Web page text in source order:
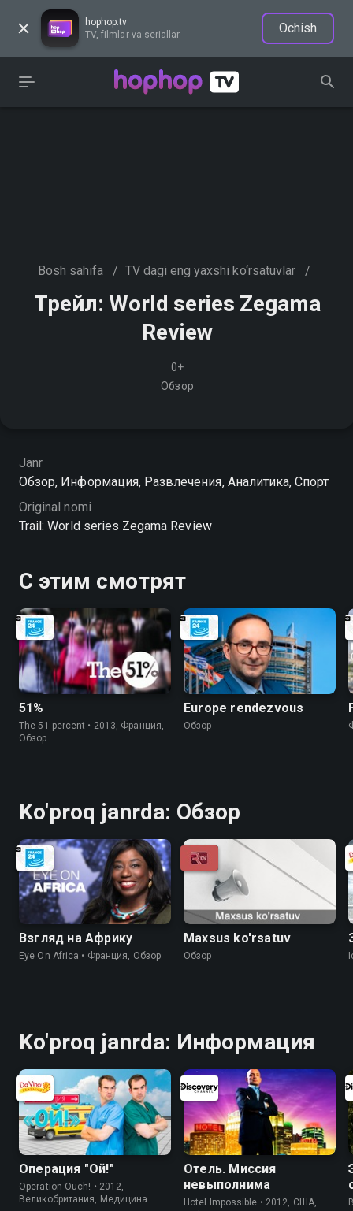
hophop.tv
TV, filmlar va seriallar
Ochish
Bosh sahifa / TV dagi eng yaxshi ko‘rsatuvlar /
Трейл: World series Zegama
Review
0+
Обзор
Janr
Обзор, Информация, Развлечения, Аналитика, Спорт
Original nomi
Trail: World series Zegama Review
С этим смотрят
51%
The 51 percent • 2013, Франция,
Обзор
Europe rendezvous
Обзор
Ko'proq janrda: Обзор
Взгляд на Африку
Eye On Africa • Франция, Обзор
Maxsus ko'rsatuv
Обзор
Ko'proq janrda: Информация
Операция "Ой!"
Operation Ouch! • 2012,
Великобритания, Медицина
Отель. Миссия
невыполнима
Hotel Impossible • 2012, США,